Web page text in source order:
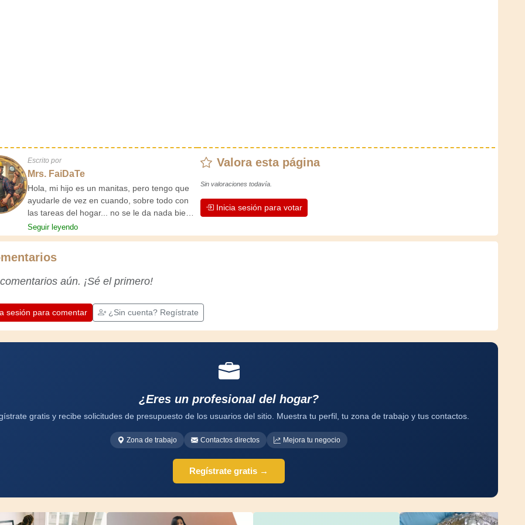
Escrito por
Mrs. FaiDaTe
Hola, mi hijo es un manitas, pero tengo que
ayudarle de vez en cuando, sobre todo con
las tareas del hogar... no se le da nada bien.
Decidí aconsejarlo escribiendo un manual de
limpieza. ¡Ahora ya no tiene excusas; tiene
Seguir leyendo
Valora esta página
Sin valoraciones todavía.
Inicia sesión para votar
aún. ¡Sé el primero!
sesión para comentar ¿Sin cuenta? Regístrate
¿Eres un profesional del hogar?
gratis y recibe solicitudes de presupuesto de los usuarios del sitio. Muestra tu perfil, tu zona de trabajo y tus contactos.
Zona de trabajo Contactos directos Mejora tu negocio
Regístrate gratis →